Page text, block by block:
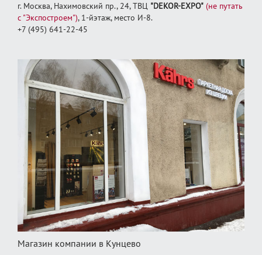
г. Москва, Нахимовский пр., 24, ТВЦ "DEKOR-EXPO" (не путать
с "Экспостроем"), 1‑йэтаж, место И‑8.
+7 (495) 641-22-45
Магазин компании в Кунцево